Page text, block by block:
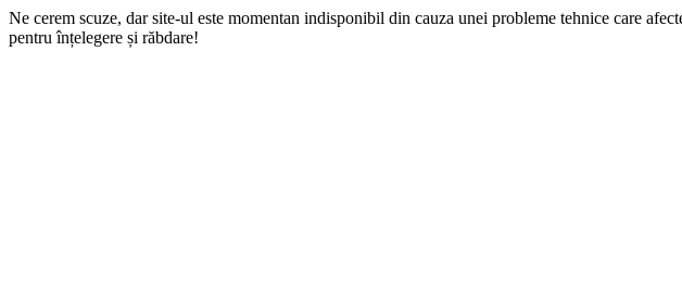
Ne cerem scuze, dar site-ul este momentan indisponibil din cauza unei probleme tehnice care
pentru înțelegere și răbdare!